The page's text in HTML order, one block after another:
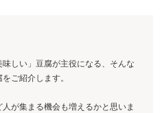
味しい」豆腐が主役になる、そんな
ご紹介します。
が集まる機会も増えるかと思いま